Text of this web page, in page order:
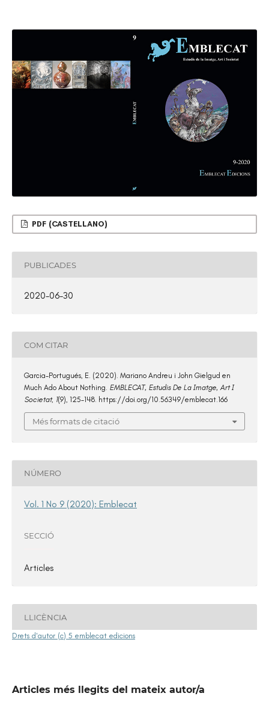
PDF (CASTELLANO)
PUBLICADES
2020-06-30
COM CITAR
Garcia-Portugués, E. (2020). Mariano Andreu i John Gielgud en
Much Ado About Nothing. EMBLECAT, Estudis De La Imatge, Art I
Societat, 1(9), 125–148. https://doi.org/10.56349/emblecat.166
Més formats de citació
NÚMERO
Vol. 1 No 9 (2020): Emblecat
SECCIÓ
Articles
LLICÈNCIA
Drets d'autor (c) 5 emblecat edicions
Articles més llegits del mateix autor/a